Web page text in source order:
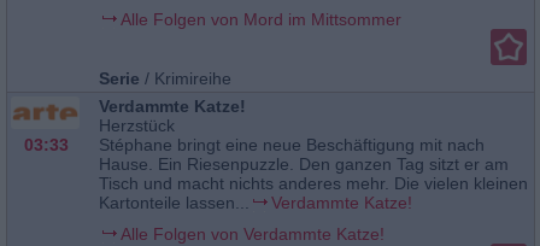
Alle Folgen von Mord im Mittsommer
Serie / Krimireihe
03:33
Verdammte Katze!
Herzstück
Stéphane bringt eine neue Beschäftigung mit nach
Hause. Ein Riesenpuzzle. Den ganzen Tag sitzt er am
Tisch und macht nichts anderes mehr. Die vielen kleinen
Kartonteile lassen...
Verdammte Katze!
Alle Folgen von Verdammte Katze!